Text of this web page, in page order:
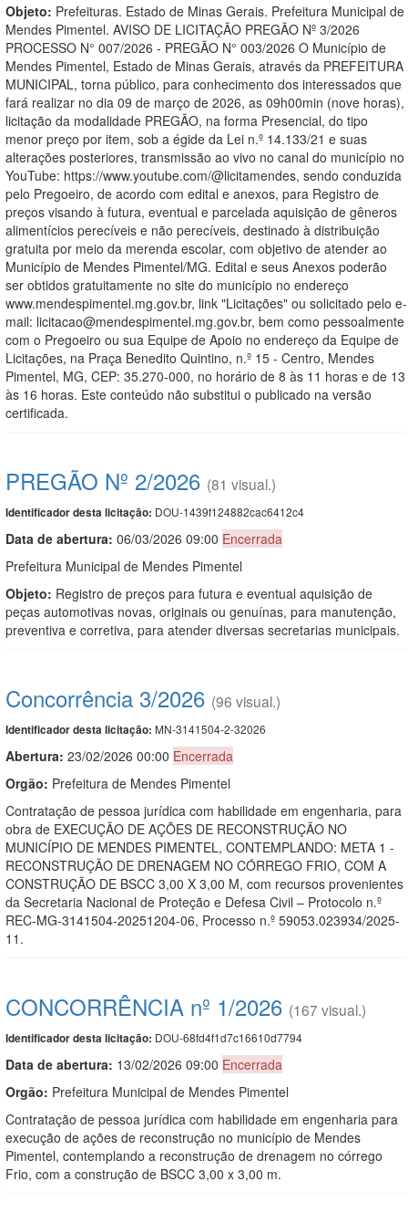
Objeto: Prefeituras. Estado de Minas Gerais. Prefeitura Municipal de
Mendes Pimentel. AVISO DE LICITAÇÃO PREGÃO Nº 3/2026
PROCESSO N° 007/2026 - PREGÃO N° 003/2026 O Município de
Mendes Pimentel, Estado de Minas Gerais, através da PREFEITURA
MUNICIPAL, torna público, para conhecimento dos interessados que
fará realizar no dia 09 de março de 2026, as 09h00min (nove horas),
licitação da modalidade PREGÃO, na forma Presencial, do tipo
menor preço por item, sob a égide da Lei n.º 14.133/21 e suas
alterações posteriores, transmissão ao vivo no canal do município no
YouTube: https://www.youtube.com/@licitamendes, sendo conduzida
pelo Pregoeiro, de acordo com edital e anexos, para Registro de
preços visando à futura, eventual e parcelada aquisição de gêneros
alimentícios perecíveis e não perecíveis, destinado à distribuição
gratuita por meio da merenda escolar, com objetivo de atender ao
Município de Mendes Pimentel/MG. Edital e seus Anexos poderão
ser obtidos gratuitamente no site do município no endereço
www.mendespimentel.mg.gov.br, link "Licitações" ou solicitado pelo e-
mail: licitacao@mendespimentel.mg.gov.br, bem como pessoalmente
com o Pregoeiro ou sua Equipe de Apoio no endereço da Equipe de
Licitações, na Praça Benedito Quintino, n.º 15 - Centro, Mendes
Pimentel, MG, CEP: 35.270-000, no horário de 8 às 11 horas e de 13
às 16 horas. Este conteúdo não substitui o publicado na versão
certificada.
PREGÃO Nº 2/2026 (81 visual.)
Identificador desta licitação: DOU-1439f124882cac6412c4
Data de abertura: 06/03/2026 09:00 Encerrada
Prefeitura Municipal de Mendes Pimentel
Objeto: Registro de preços para futura e eventual aquisição de
peças automotivas novas, originais ou genuínas, para manutenção,
preventiva e corretiva, para atender diversas secretarias municipais.
Concorrência 3/2026 (96 visual.)
Identificador desta licitação: MN-3141504-2-32026
Abertura: 23/02/2026 00:00 Encerrada
Orgão: Prefeitura de Mendes Pimentel
Contratação de pessoa jurídica com habilidade em engenharia, para
obra de EXECUÇÃO DE AÇÕES DE RECONSTRUÇÃO NO
MUNICÍPIO DE MENDES PIMENTEL, CONTEMPLANDO: META 1 -
RECONSTRUÇÃO DE DRENAGEM NO CÓRREGO FRIO, COM A
CONSTRUÇÃO DE BSCC 3,00 X 3,00 M, com recursos provenientes
da Secretaria Nacional de Proteção e Defesa Civil – Protocolo n.º
REC-MG-3141504-20251204-06, Processo n.º 59053.023934/2025-
11.
CONCORRÊNCIA nº 1/2026 (167 visual.)
Identificador desta licitação: DOU-68fd4f1d7c16610d7794
Data de abertura: 13/02/2026 09:00 Encerrada
Orgão: Prefeitura Municipal de Mendes Pimentel
Contratação de pessoa jurídica com habilidade em engenharia para
execução de ações de reconstrução no município de Mendes
Pimentel, contemplando a reconstrução de drenagem no córrego
Frio, com a construção de BSCC 3,00 x 3,00 m.